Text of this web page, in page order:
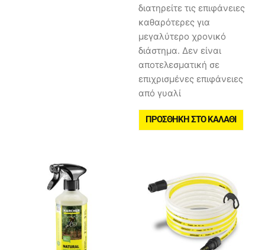
διατηρείτε τις επιφάνειες
καθαρότερες για
μεγαλύτερο χρονικό
διάστημα. Δεν είναι
αποτελεσματική σε
επιχρισμένες επιφάνειες
από γυαλί
ΠΡΟΣΘΉΚΗ ΣΤΟ ΚΑΛΆΘΙ